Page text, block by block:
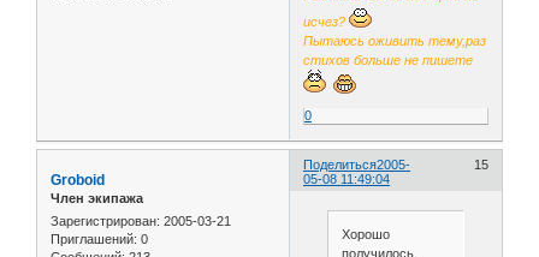
исчез?
Пытаюсь оживить тему,раз
стихов больше не пишете
0
Поделиться 15
2005-
05-08 11:49:04
Groboid
Член экипажа
Зарегистрирован: 2005-03-21
Приглашений: 0
Хорошо
получилось.